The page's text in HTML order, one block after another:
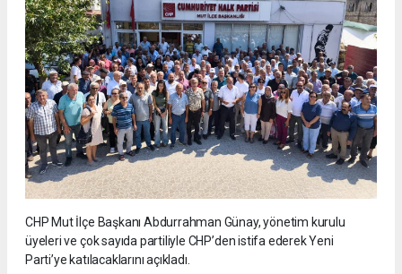
CHP Mut İlçe Başkanı Abdurrahman Günay, yönetim kurulu
üyeleri ve çok sayıda partiliyle CHP’den istifa ederek Yeni
Parti’ye katılacaklarını açıkladı.